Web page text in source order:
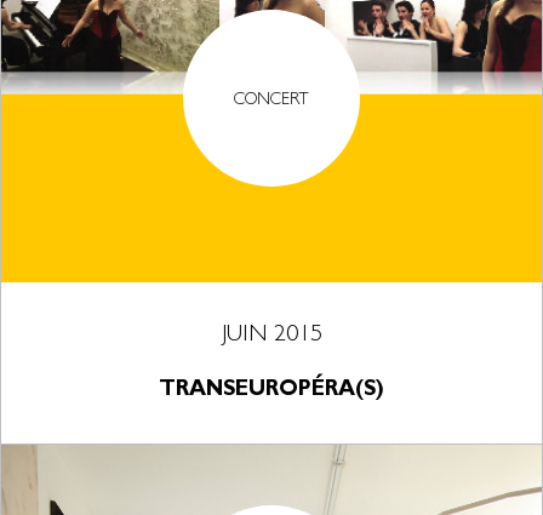
CONCERT
JUIN 2015
TRANSEUROPÉRA(S)